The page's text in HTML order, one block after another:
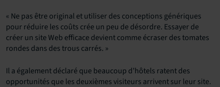
« Ne pas être original et utiliser des conceptions génériques
pour réduire les coûts crée un peu de désordre. Essayer de
créer un site Web efficace devient comme écraser des tomates
rondes dans des trous carrés. »
Il a également déclaré que beaucoup d’hôtels ratent des
opportunités que les deuxièmes visiteurs arrivent sur leur site.